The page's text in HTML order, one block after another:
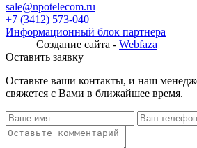
sale@npotelecom.ru
+7 (3412) 573-040
Информационный блок партнера
Создание сайта - Webfaza
Оставить заявку
Оставьте ваши контакты, и наш
свяжется с Вами в ближайшее время.